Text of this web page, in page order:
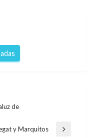
de
y Marquitos